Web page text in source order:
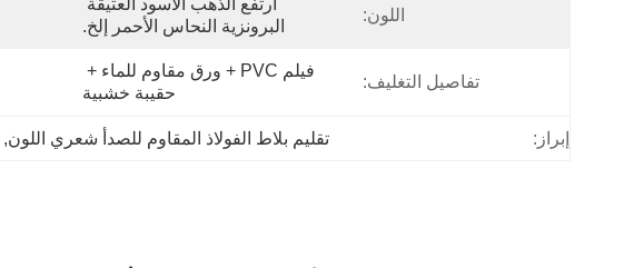
اللون:
البرونزية النحاس الأحمر إلخ.
تفاصيل التغليف:
حقيبة خشبية
إبراز: تقليم بلاط الفولاذ المقاوم للصدأ شعري اللون,